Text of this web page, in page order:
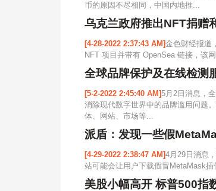
币的原因不尽相同，中国内地推...
乌克兰政府推出NFT捐赠
[4-28-2022 2:37:43 AM]金色财经报道
NFT 项目并带有 OpenSea 链接，该
全球品牌保护及在线检
[5-2-2022 2:45:40 AM]5月2日消息，
消除现代数字世界中的品牌滥用问题
体、网站、市场等...
派盾：发现一些假
[4-29-2022 2:38:47 AM]4月29日消息
站可能会让用户下载假冒MetaMask
美股小幅高开 标普500指